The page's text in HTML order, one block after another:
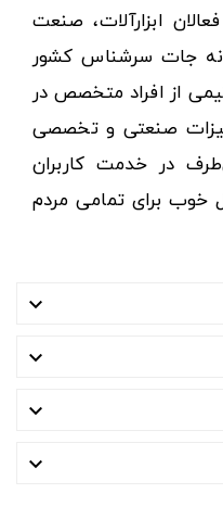
ابزارآلات، صنعت
جات سرشناس کشور
از افراد متخصص در
صنعتی و تخصصی
در خدمت کاربران
خوب برای تمامی مردم



